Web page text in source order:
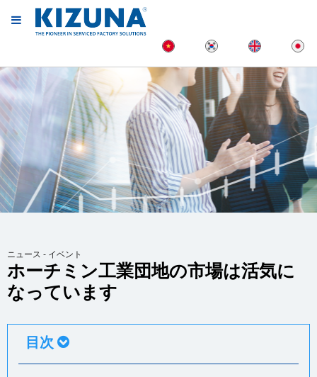
ニュース - イベント
ホーチミン工業団地の市場は活気に
なっています
目次